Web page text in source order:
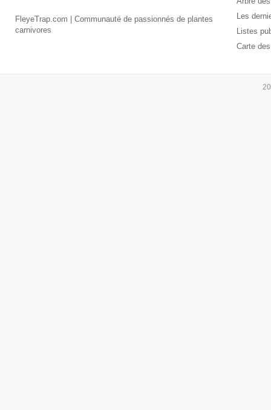
FleyeTrap.com | Communauté de passionnés de plantes
carnivores
Les
Listes
Carte